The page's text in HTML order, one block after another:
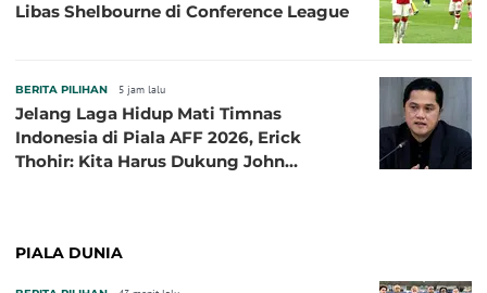
Libas Shelbourne di Conference League
BERITA PILIHAN 5 jam lalu
Jelang Laga Hidup Mati Timnas
Indonesia di Piala AFF 2026, Erick
Thohir: Kita Harus Dukung John
PIALA DUNIA